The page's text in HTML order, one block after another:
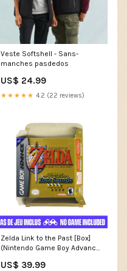
Veste Softshell - Sans-
manches pasdedos
US$ 24.99
★★★★★ 4.2 (22 reviews)
Zelda Link to the Past [Box]
(Nintendo Game Boy Advance
US$ 39.99